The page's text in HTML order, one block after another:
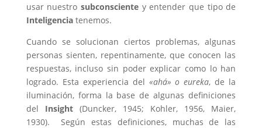
usar nuestrosubconsciente y entender que tipo de
Inteligencia tenemos.
Cuando se solucionan ciertos problemas, algunas
personas sienten, repentinamente, que conocen las
respuestas, incluso sin poder explicar como lo han
logrado. Esta experiencia del «ahá» o eureka, de la
iluminación, forma la base de algunas definiciones
del Insight(Duncker, 1945; Kohler, 1956, Maier,
1930). Según estas definiciones, muchas de las